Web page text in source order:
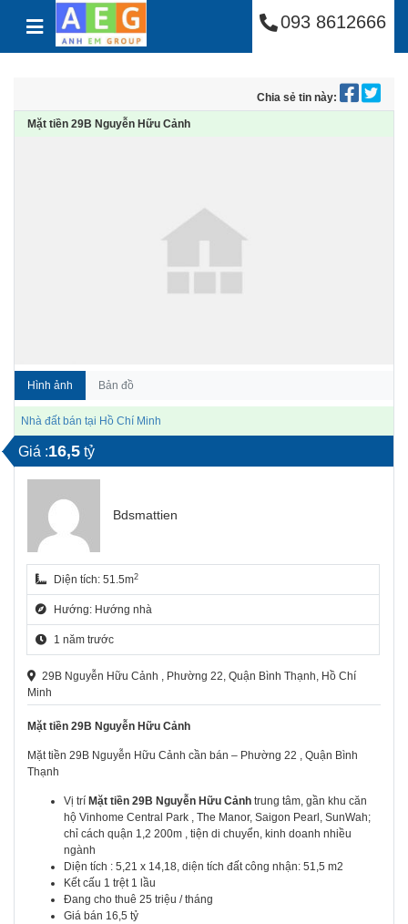
Skip to content Công Ty Cổ Phần
093 8612666
Chia sẻ tin này:
Mặt tiền 29B Nguyễn Hữu Cảnh
Hình ảnh Bản đồ
Nhà đất bán tại Hồ Chí Minh
Giá :16,5 tỷ
Bdsmattien
Diện tích: 51.5m2
Hướng: Hướng nhà
1 năm trước
29B Nguyễn Hữu Cảnh , Phường 22, Quận Bình Thạnh, Hồ Chí
Minh
Mặt tiền 29B Nguyễn Hữu Cảnh
Mặt tiền 29B Nguyễn Hữu Cảnh cần bán – Phường 22 , Quận Bình
Thạnh
Vị trí Mặt tiền 29B Nguyễn Hữu Cảnh trung tâm, gần khu căn
hộ Vinhome Central Park , The Manor, Saigon Pearl, SunWah;
chỉ cách quận 1,2 200m , tiện di chuyển, kinh doanh nhiều
ngành
Diện tích : 5,21 x 14,18, diện tích đất công nhận: 51,5 m2
Kết cấu 1 trệt 1 lầu
Đang cho thuê 25 triệu / tháng
Giá bán 16,5 tỷ